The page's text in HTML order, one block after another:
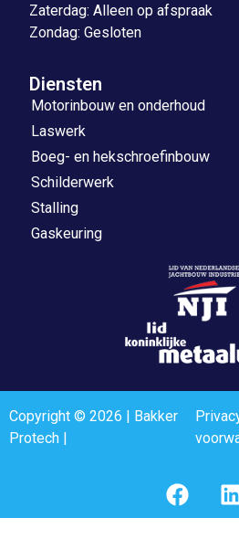
Zaterdag: Alleen op afspraak
Zondag: Gesloten
Diensten
Motorinbouw en onderhoud
Laswerk
Boeg- en hekschroefinbouw
Schilderwerk
Stalling
Gaskeuring
Copyright © 2026 | Bakker
Protech |